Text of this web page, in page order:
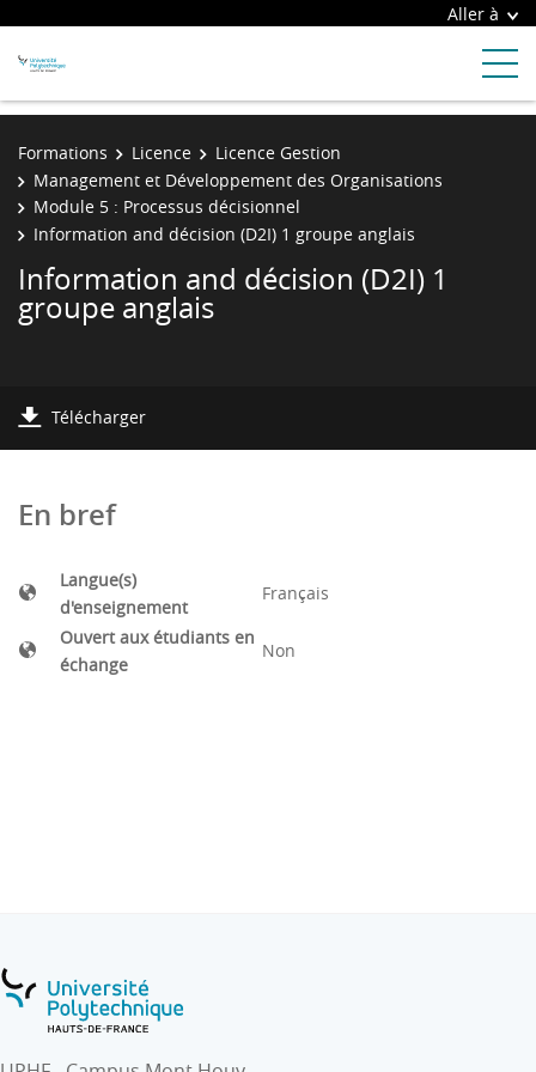
Aller à
Formations Licence
Licence Gestion
Management et Développement des Organisations
Module 5 : Processus décisionnel
Information and décision (D2I) 1 groupe anglais
Information and décision (D2I) 1
groupe anglais
Télécharger
En bref
Langue(s)
d'enseignement
Français
Ouvert aux étudiants en
échange
Non